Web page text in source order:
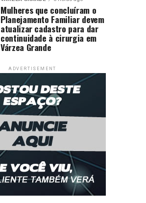
Mulheres que concluíram o
Planejamento Familiar devem
atualizar cadastro para dar
continuidade à cirurgia em
Várzea Grande
ADVERTISEMENT